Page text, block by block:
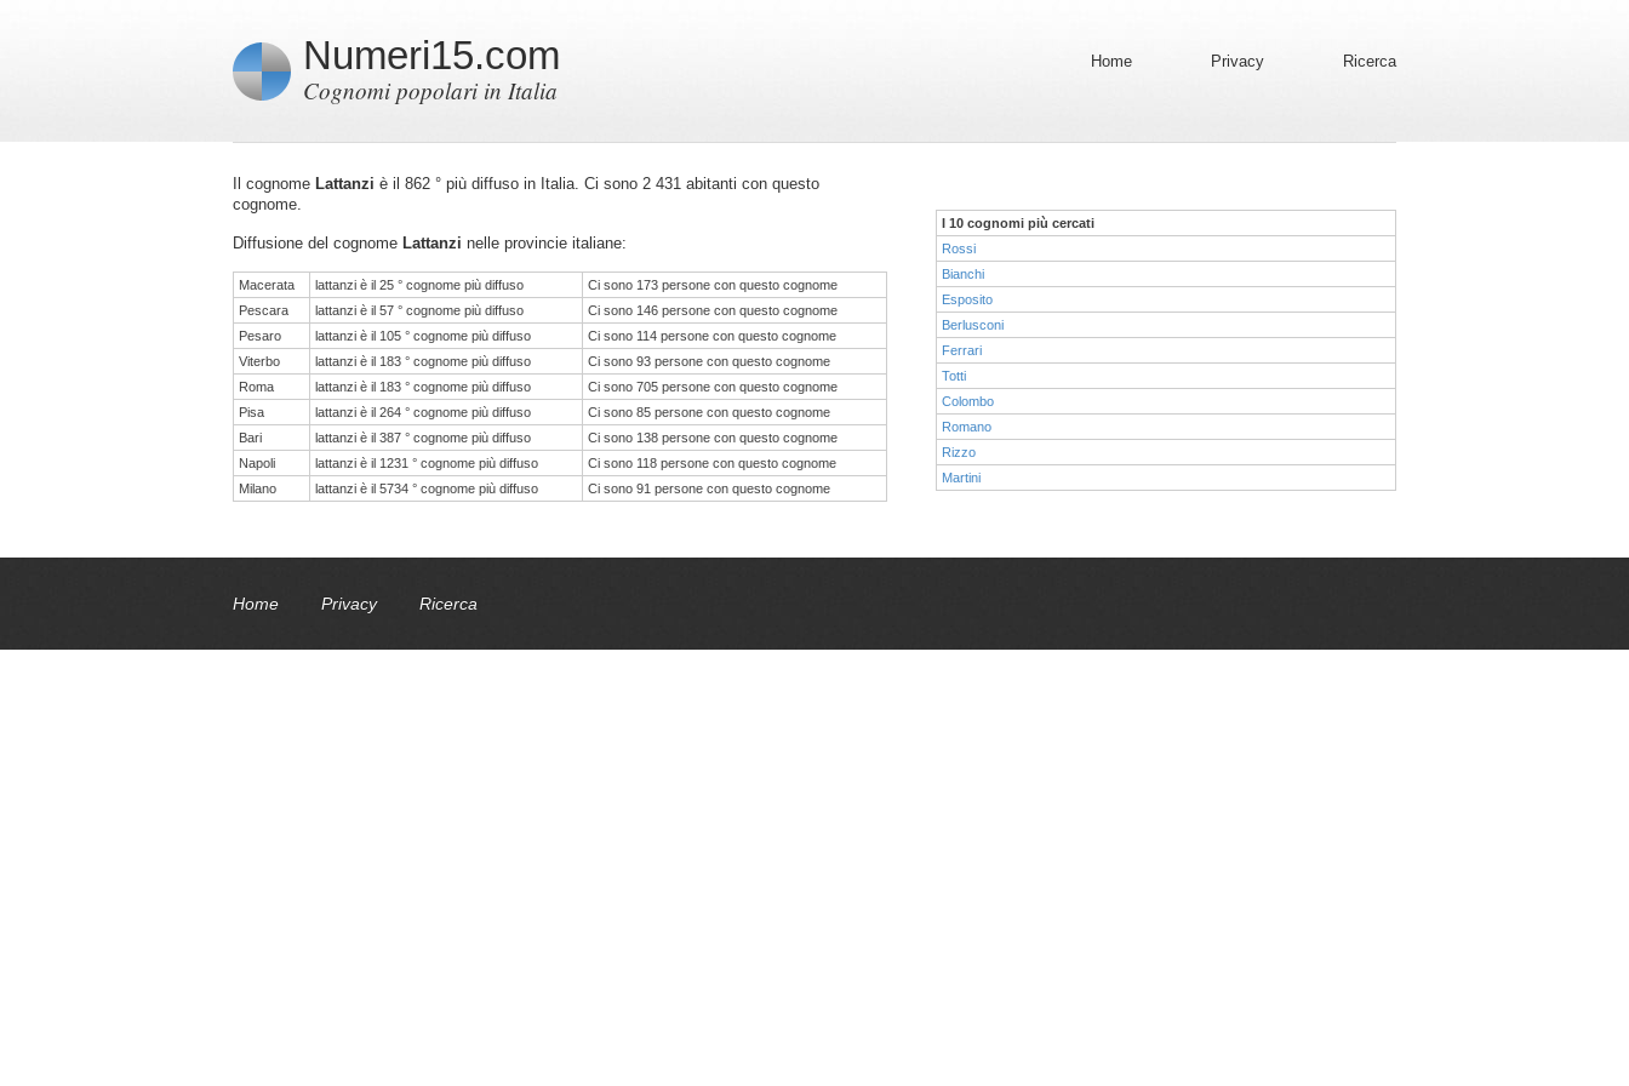
Numeri15.com
Cognomi popolari in Italia
Home Privacy Ricerca
Il cognome Lattanzi è il 862 ° più diffuso in Italia. Ci sono 2 431 abitanti con questo
cognome.
Diffusione del cognome Lattanzi nelle provincie italiane:
Macerata lattanzi è il 25 ° cognome più diffuso
Ci sono 173 persone con questo cognome
Pescara
lattanzi è il 57 ° cognome più diffuso
Ci sono 146 persone con questo cognome
Pesaro
lattanzi è il 105 ° cognome più diffuso
Ci sono 114 persone con questo cognome
Viterbo
lattanzi è il 183 ° cognome più diffuso
Ci sono 93 persone con questo cognome
Roma
lattanzi è il 183 ° cognome più diffuso
Ci sono 705 persone con questo cognome
Pisa
lattanzi è il 264 ° cognome più diffuso
Ci sono 85 persone con questo cognome
Bari
lattanzi è il 387 ° cognome più diffuso
Ci sono 138 persone con questo cognome
Napoli
lattanzi è il 1231 ° cognome più diffuso
Ci sono 118 persone con questo cognome
Milano
lattanzi è il 5734 ° cognome più diffuso Ci sono 91 persone con questo cognome
I 10 cognomi più cercati
Rossi
Bianchi
Esposito
Berlusconi
Ferrari
Totti
Colombo
Romano
Rizzo
Martini
Home Privacy Ricerca